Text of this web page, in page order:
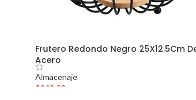
Frutero Redondo Negro 25X12.5Cm
Acero
Almacenaje
$249.00